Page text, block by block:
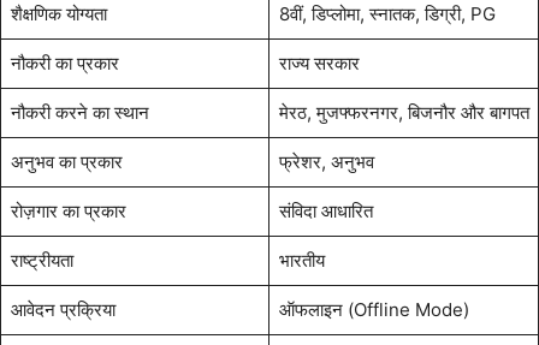
शैक्षणिक योग्यता 8वीं, डिप्लोमा, स्नातक, डिग्री, PG
नौकरी का प्रकार राज्य सरकार
नौकरी करने का स्थान मेरठ, मुजफ्फरनगर, बिजनौर और बागपत
अनुभव का प्रकार फ्रेशर, अनुभव
रोज़गार का प्रकार संविदा आधारित
राष्ट्रीयता भारतीय
आवेदन प्रक्रिया ऑफलाइन (Offline Mode)